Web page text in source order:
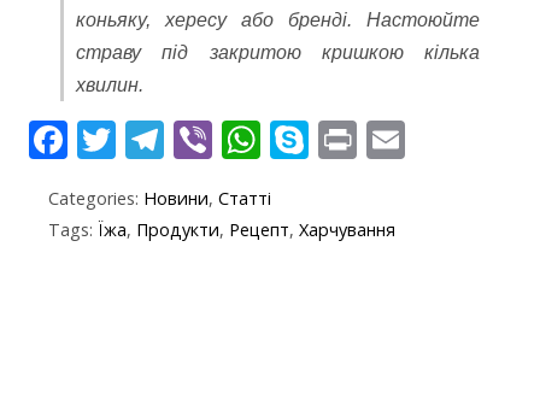
коньяку, хересу або бренді. Настоюйте
страву під закритою кришкою кілька
хвилин.
F
e
b
T
itt
er
T
e
gr
Vi
er
W
at
S
y
p
Pr
t
Categories: Новини, Статті
Tags: Їжа, Продукти, Рецепт, Харчування